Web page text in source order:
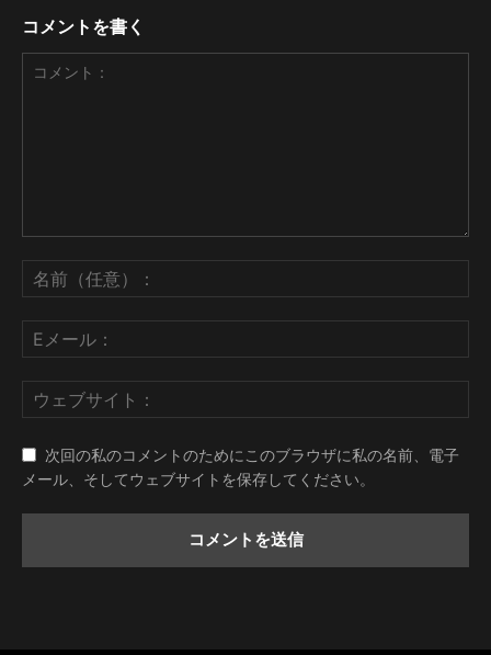
コメントを書く
次回の私のコメントのためにこのブラウザに私の名前、電子
メール、そしてウェブサイトを保存してください。